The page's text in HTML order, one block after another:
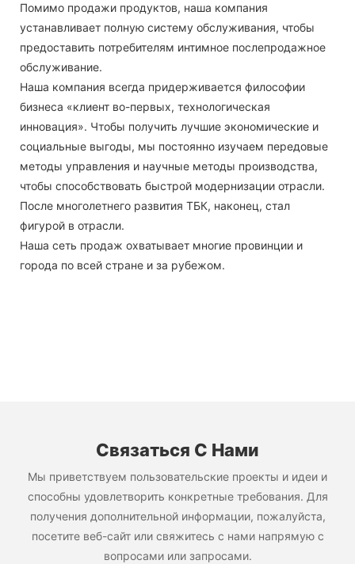
Помимо продажи продуктов, наша компания
устанавливает полную систему обслуживания, чтобы
предоставить потребителям интимное послепродажное
обслуживание.
Наша компания всегда придерживается философии
бизнеса «клиент во-первых, технологическая
инновация». Чтобы получить лучшие экономические и
социальные выгоды, мы постоянно изучаем передовые
методы управления и научные методы производства,
чтобы способствовать быстрой модернизации отрасли.
После многолетнего развития ТБК, наконец, стал
фигурой в отрасли.
Наша сеть продаж охватывает многие провинции и
города по всей стране и за рубежом.
Связаться С Нами
Мы приветствуем пользовательские проекты и идеи и
способны удовлетворить конкретные требования. Для
получения дополнительной информации, пожалуйста,
посетите веб-сайт или свяжитесь с нами напрямую с
вопросами или запросами.